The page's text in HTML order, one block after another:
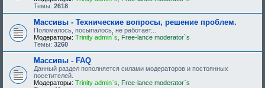
Темы: 2618
Массивы - Технические вопросы, решение проблем.
Поломалось, посыпалось, не работает...
Модераторы: Trinity admin`s
Free-lance moderator`s
Темы: 3260
Массивы - FAQ
Данный раздел пополняется силами модераторов и постоянных
посетителей.
Модераторы: Trinity admin`s
Free-lance moderator`s